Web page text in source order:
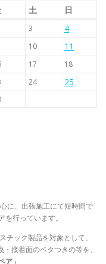
土
日
3 4
10
11
17
18
24 25
に、出張施工にて短時間で
行っています。
チック製品を対象として、
接着面のベタつきの等を、
ア」